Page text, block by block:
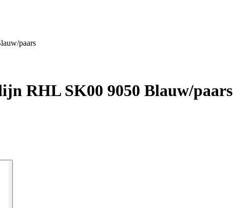
paars
RHL SK00 9050 Blauw/paars